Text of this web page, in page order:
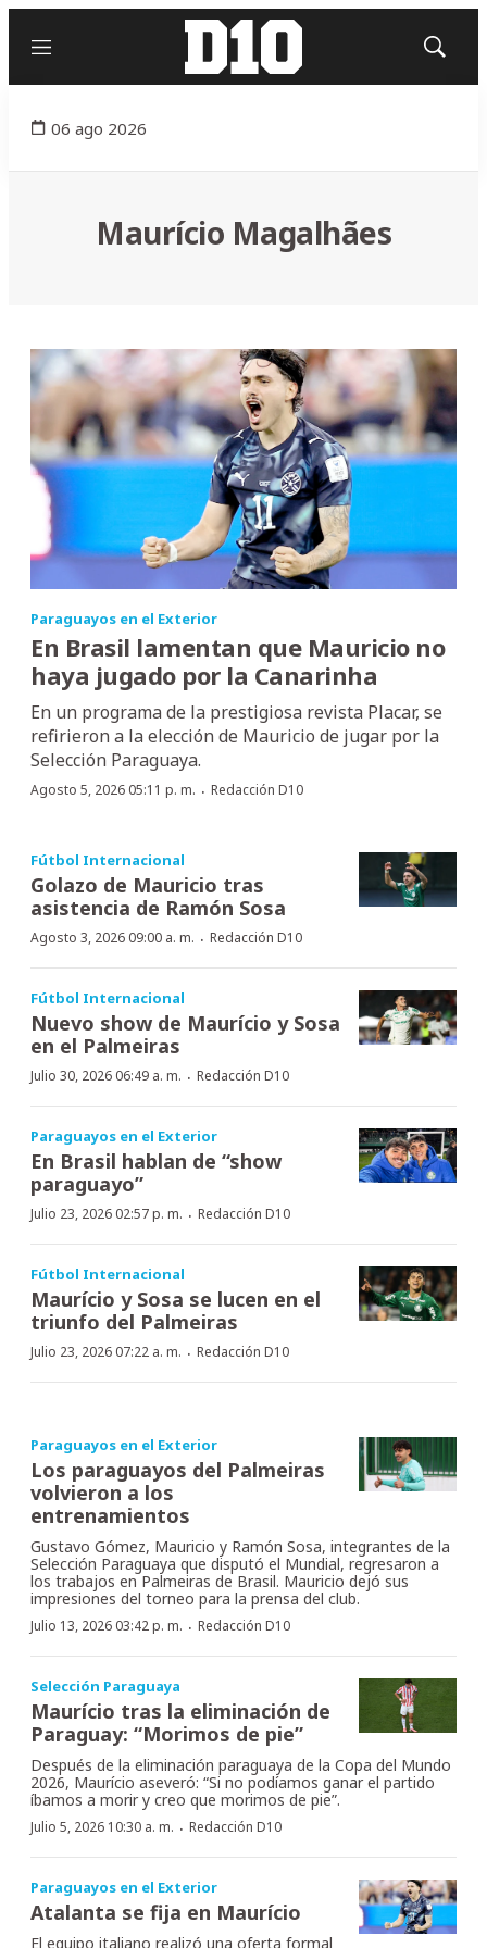
Menú
Mostrar
06 ago 2026
Maurício Magalhães
Paraguayos en el Exterior
En Brasil lamentan que Mauricio no
haya jugado por la Canarinha
En un programa de la prestigiosa revista Placar, se
refirieron a la elección de Mauricio de jugar por la
Selección Paraguaya.
Agosto 5, 2026 05:11 p. m. · Redacción D10
Fútbol Internacional
Golazo de Mauricio tras
asistencia de Ramón Sosa
Agosto 3, 2026 09:00 a. m. · Redacción D10
Fútbol Internacional
Nuevo show de Maurício y Sosa
en el Palmeiras
Julio 30, 2026 06:49 a. m. · Redacción D10
Paraguayos en el Exterior
En Brasil hablan de “show
paraguayo”
Julio 23, 2026 02:57 p. m. · Redacción D10
Fútbol Internacional
Maurício y Sosa se lucen en el
triunfo del Palmeiras
Julio 23, 2026 07:22 a. m. · Redacción D10
Paraguayos en el Exterior
Los paraguayos del Palmeiras
volvieron a los
entrenamientos
Gustavo Gómez, Mauricio y Ramón Sosa, integrantes de la
Selección Paraguaya que disputó el Mundial, regresaron a
los trabajos en Palmeiras de Brasil. Mauricio dejó sus
impresiones del torneo para la prensa del club.
Julio 13, 2026 03:42 p. m. · Redacción D10
Selección Paraguaya
Maurício tras la eliminación de
Paraguay: “Morimos de pie”
Después de la eliminación paraguaya de la Copa del Mundo
2026, Maurício aseveró: “Si no podíamos ganar el partido
íbamos a morir y creo que morimos de pie”.
Julio 5, 2026 10:30 a. m. · Redacción D10
Paraguayos en el Exterior
Atalanta se fija en Maurício
El equipo italiano realizó una oferta formal